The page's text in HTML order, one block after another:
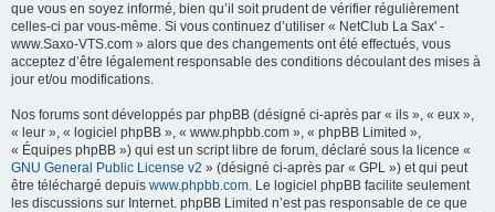
que vous en soyez informé, bien qu’il soit prudent de vérifier régulièrement
celles-ci par vous-même. Si vous continuez d’utiliser « NetClub La Sax' -
www.Saxo-VTS.com » alors que des changements ont été effectués, vous
acceptez d’être légalement responsable des conditions découlant des mises à
jour et/ou modifications.
Nos forums sont développés par phpBB (désigné ci-après par « ils », « eux »,
« leur », « logiciel phpBB », « www.phpbb.com », « phpBB Limited »,
« Équipes phpBB ») qui est un script libre de forum, déclaré sous la licence «
GNU General Public License v2 » (désigné ci-après par « GPL ») et qui peut
être téléchargé depuis www.phpbb.com. Le logiciel phpBB facilite seulement
les discussions sur Internet. phpBB Limited n’est pas responsable de ce que